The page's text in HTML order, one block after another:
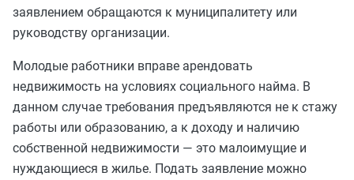
заявлением обращаются к муниципалитету или
руководству организации.
Молодые работники вправе арендовать
недвижимость на условиях социального найма. В
данном случае требования предъявляются не к стажу
работы или образованию, а к доходу и наличию
собственной недвижимости — это малоимущие и
нуждающиеся в жилье. Подать заявление можно